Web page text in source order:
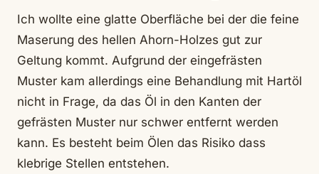
Ich wollte eine glatte Oberfläche bei der die feine
Maserung des hellen Ahorn-Holzes gut zur
Geltung kommt. Aufgrund der eingefrästen
Muster kam allerdings eine Behandlung mit Hartöl
nicht in Frage, da das Öl in den Kanten der
gefrästen Muster nur schwer entfernt werden
kann. Es besteht beim Ölen das Risiko dass
klebrige Stellen entstehen.